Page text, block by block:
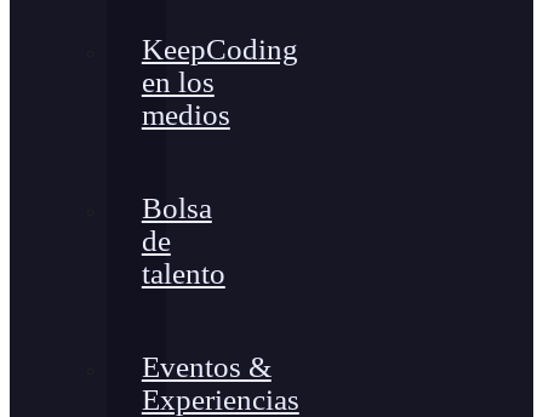
KeepCoding
en los
medios
Bolsa
de
talento
Eventos &
Experiencias